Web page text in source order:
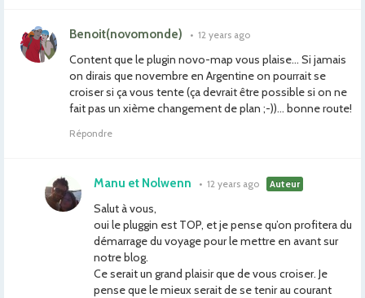
Benoit(novomonde) • 12 years ago
Content que le plugin novo-map vous plaise… Si jamais
on dirais que novembre en Argentine on pourrait se
croiser si ça vous tente (ça devrait être possible si on ne
fait pas un xième changement de plan ;-))… bonne route!
Répondre
Manu et Nolwenn • 12 years ago Auteur
Salut à vous,
oui le pluggin est TOP, et je pense qu’on profitera du
démarrage du voyage pour le mettre en avant sur
notre blog.
Ce serait un grand plaisir que de vous croiser. Je
pense que le mieux serait de se tenir au courant